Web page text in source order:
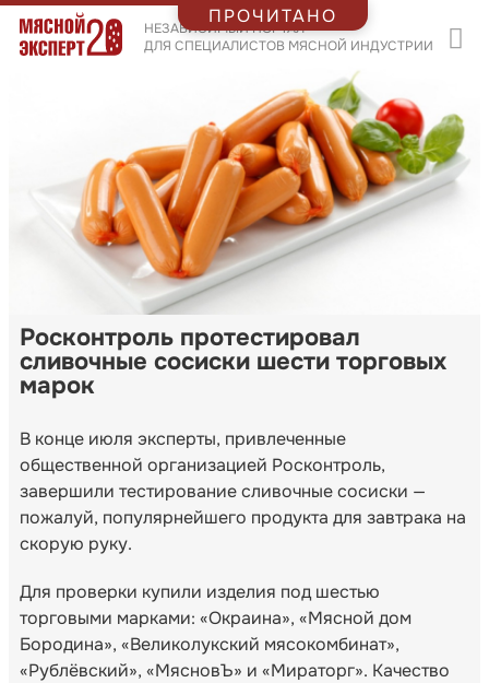
НЕЗАВИСИМЫЙ ПОРТАЛ
ДЛЯ СПЕЦИАЛИСТОВ МЯСНОЙ ИНДУСТРИИ
Росконтроль протестировал
сливочные сосиски шести торговых
марок
В конце июля эксперты, привлеченные
общественной организацией Росконтроль,
завершили тестирование сливочные сосиски —
пожалуй, популярнейшего продукта для завтрака на
скорую руку.
Для проверки купили изделия под шестью
торговыми марками: «Окраина», «Мясной дом
Бородина», «Великолукский мясокомбинат»,
«Рублёвский», «МясновЪ» и «Мираторг». Качество
ПРОЧИТАНО